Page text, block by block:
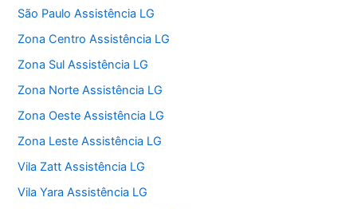
São Paulo Assistência LG
Zona Centro Assistência LG
Zona Sul Assistência LG
Zona Norte Assistência LG
Zona Oeste Assistência LG
Zona Leste Assistência LG
Vila Zatt Assistência LG
Vila Yara Assistência LG